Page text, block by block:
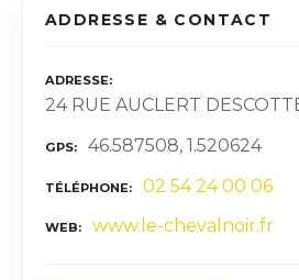
ADDRESSE & CONTACT
ADRESSE
24 RUE AUCLERT
GPS 46.587508, 1.520624
TÉLÉPHONE 02 54 24 00 06
WEB www.le-chevalnoir.fr